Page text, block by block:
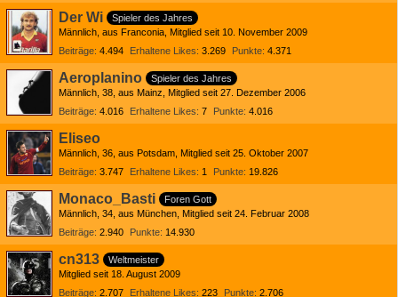
Der Wi
Spieler des Jahres
Männlich aus Franconia Mitglied seit 10. November 2009
Beiträge 4.494 Erhaltene Likes 3.269 Punkte 4.371
Aeroplanino
Spieler des Jahres
Männlich 38 aus Mainz Mitglied seit 27. Dezember 2006
Beiträge 4.016 Erhaltene Likes 7 Punkte 4.016
Eliseo
Männlich 36 aus Potsdam Mitglied seit 25. Oktober 2007
Beiträge 3.747 Erhaltene Likes 1 Punkte 19.826
Monaco_Basti
Foren Gott
Männlich 34 aus München Mitglied seit 24. Februar 2008
Beiträge 2.940 Punkte 14.930
cn313
Weltmeister
Mitglied seit 18. August 2009
Beiträge 2.707 Erhaltene Likes 223 Punkte 2.706